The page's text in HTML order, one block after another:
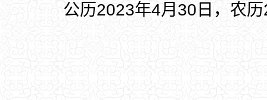
公历2023年4月30日，农